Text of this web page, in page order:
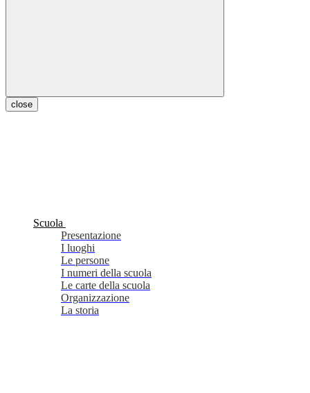
close
Scuola
Presentazione
I luoghi
Le persone
I numeri della scuola
Le carte della scuola
Organizzazione
La storia